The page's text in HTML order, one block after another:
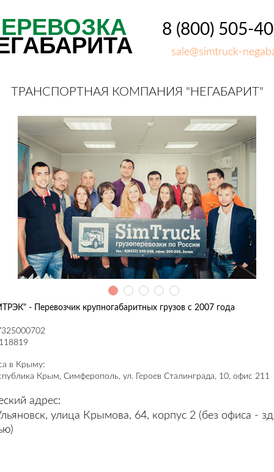
8 (800) 505-
sale@simtruck-
ТРАНСПОРТНАЯ КОМПАНИЯ "НЕГАБАРИТ"
- Перевозчик крупногабаритных грузов с 2007 года
в Крыму:
Крым, Симферополь, ул. Героев Сталинграда, 10, офис 211
адрес:
улица Крымова, 64, корпус 2 (без офиса -